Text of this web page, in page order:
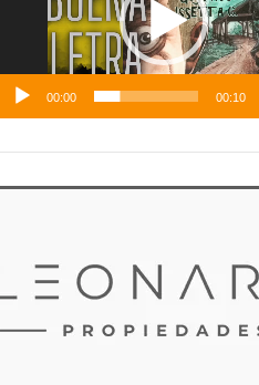
00:00 00:10